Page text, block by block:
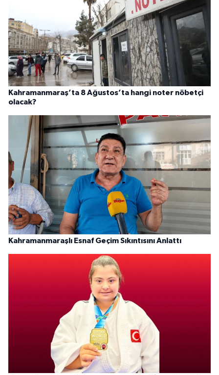
Kahramanmaraş’ta 8 Ağustos’ta hangi noter nöbetçi
olacak?
Kahramanmaraşlı Esnaf Geçim Sıkıntısını Anlattı